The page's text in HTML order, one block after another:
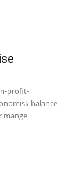
profit-
balance
mange